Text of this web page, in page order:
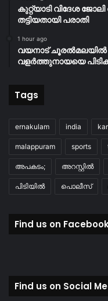
കുറ്റ്യാടി വിദേശ
തട്ടിയതായി പരാതി
1 hour ago
വയനാട് ചൂരൽമലയിൽ
വളർത്തുനായയെ
Tags
ernakulam india
malappuram sports
അപകടം; അറസ്റ്റിൽ
പിടിയിൽ പൊലീസ്
Find us on
Find us on Social